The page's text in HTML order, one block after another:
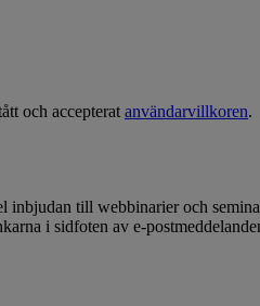
och accepterat användarvillkoren.
till webbinarier och
i sidfoten av e-